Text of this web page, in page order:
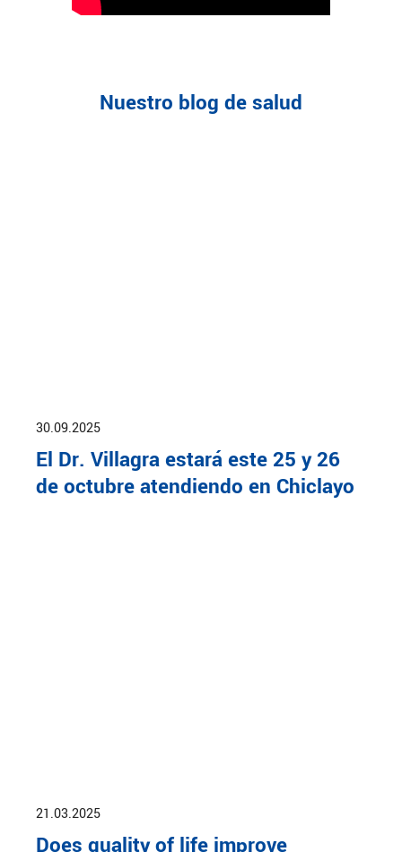
Nuestro blog de salud
30.09.2025
El Dr. Villagra estará este 25 y 26
de octubre atendiendo en Chiclayo
21.03.2025
Does quality of life improve